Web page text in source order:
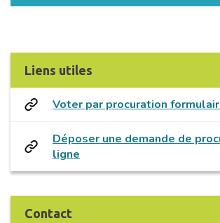
Liens utiles
Voter par procuration
Déposer une demande de
ligne
Contact